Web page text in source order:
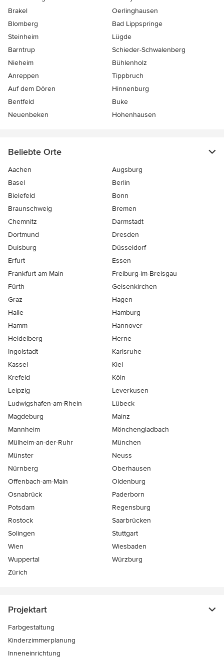
Brakel
Oerlinghausen
Blomberg
Bad Lippspringe
Steinheim
Lügde
Barntrup
Schieder-Schwalenberg
Nieheim
Bühlenholz
Anreppen
Tippbruch
Auf dem Dören
Hinnenburg
Bentfeld
Buke
Neuenbeken
Hohenhausen
Beliebte Orte
Aachen
Augsburg
Basel
Berlin
Bielefeld
Bonn
Braunschweig
Bremen
Chemnitz
Darmstadt
Dortmund
Dresden
Duisburg
Düsseldorf
Erfurt
Essen
Frankfurt am Main
Freiburg-im-Breisgau
Fürth
Gelsenkirchen
Graz
Hagen
Halle
Hamburg
Hamm
Hannover
Heidelberg
Herne
Ingolstadt
Karlsruhe
Kassel
Kiel
Krefeld
Köln
Leipzig
Leverkusen
Ludwigshafen-am-Rhein
Lübeck
Magdeburg
Mainz
Mannheim
Mönchen­gladbach
Mülheim-an-der-Ruhr
München
Münster
Neuss
Nürnberg
Oberhausen
Offenbach-am-Main
Oldenburg
Osnabrück
Paderborn
Potsdam
Regensburg
Rostock
Saarbrücken
Solingen
Stuttgart
Wien
Wiesbaden
Wuppertal
Würzburg
Zürich
Projektart
Farbgestaltung
Kinderzimmerplanung
Inneneinrichtung